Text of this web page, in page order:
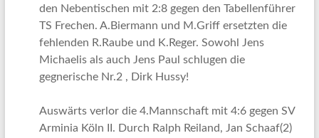
den Nebentischen mit 2:8 gegen den Tabellenführer
TS Frechen. A.Biermann und M.Griff ersetzten die
fehlenden R.Raube und K.Reger. Sowohl Jens
Michaelis als auch Jens Paul schlugen die
gegnerische Nr.2 , Dirk Hussy!
Auswärts verlor die 4.Mannschaft mit 4:6 gegen SV
Arminia Köln II. Durch Ralph Reiland, Jan Schaaf(2)